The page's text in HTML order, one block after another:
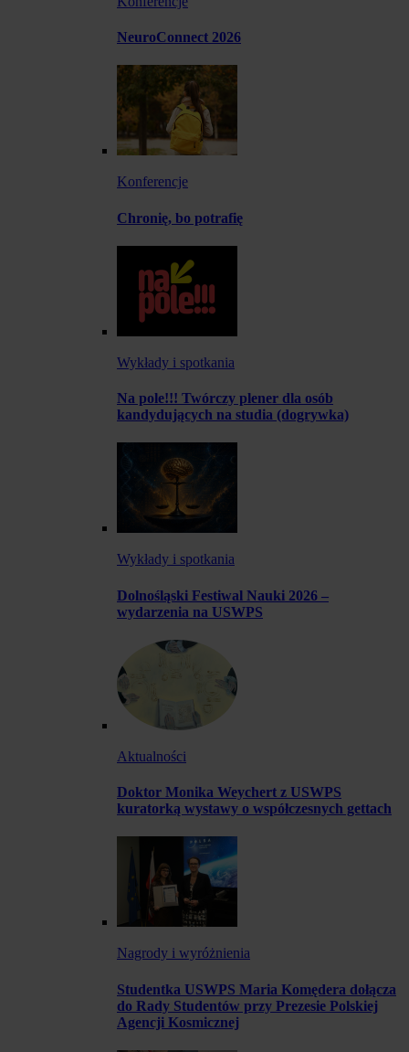
NeuroConnect 2026
Konferencje
Chronię, bo potrafię
Wykłady i spotkania
Na pole!!! Twórczy plener dla osób
kandydujących na studia (dogrywka)
Wykłady i spotkania
Dolnośląski Festiwal Nauki 2026 –
wydarzenia na USWPS
Aktualności
Doktor Monika Weychert z USWPS
kuratorką wystawy o współczesnych gettach
Nagrody i wyróżnienia
Studentka USWPS Maria Komędera dołącza
do Rady Studentów przy Prezesie Polskiej
Agencji Kosmicznej